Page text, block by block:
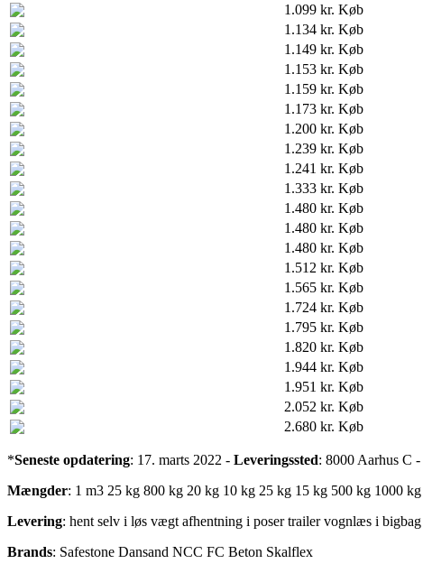
1.099 kr. Køb
1.134 kr. Køb
1.149 kr. Køb
1.153 kr. Køb
1.159 kr. Køb
1.173 kr. Køb
1.200 kr. Køb
1.239 kr. Køb
1.241 kr. Køb
1.333 kr. Køb
1.480 kr. Køb
1.480 kr. Køb
1.480 kr. Køb
1.512 kr. Køb
1.565 kr. Køb
1.724 kr. Køb
1.795 kr. Køb
1.820 kr. Køb
1.944 kr. Køb
1.951 kr. Køb
2.052 kr. Køb
2.680 kr. Køb
*Seneste opdatering: 17. marts 2022 - Leveringssted: 8000 Aarhus C -
Mængder: 1 m3 25 kg 800 kg 20 kg 10 kg 25 kg 15 kg 500 kg 1000 kg
Levering: hent selv i løs vægt afhentning i posertrailervognlæs i bigbag
Brands: Safestone Dansand NCC FC Beton Skalflex